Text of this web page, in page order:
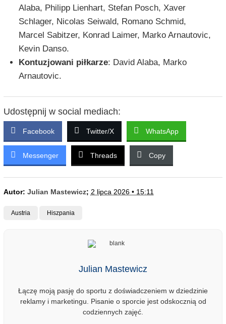
Alaba, Philipp Lienhart, Stefan Posch, Xaver
Schlager, Nicolas Seiwald, Romano Schmid,
Marcel Sabitzer, Konrad Laimer, Marko Arnautovic,
Kevin Danso.
Kontuzjowani piłkarze: David Alaba, Marko
Arnautovic.
Udostępnij w social mediach:
Facebook Twitter/X WhatsApp
Messenger Threads Copy
Autor: Julian Mastewicz; 2 lipca 2026 • 15:11
Austria Hiszpania
Julian Mastewicz
Łączę moją pasję do sportu z doświadczeniem w dziedzinie
reklamy i marketingu. Pisanie o sporcie jest odskocznią od
codziennych zajęć.